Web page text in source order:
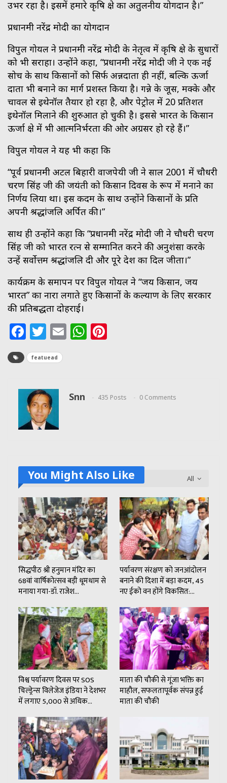
उभर रहा है। इसमें हमारे कृषि क्षेत्र का अतुलनीय योगदान है।”
प्रधानमंत्री नरेंद्र मोदी का योगदान
विपुल गोयल ने प्रधानमंत्री नरेंद्र मोदी के नेतृत्व में कृषि क्षेत्र के सुधारों
को भी सराहा। उन्होंने कहा, “प्रधानमंत्री नरेंद्र मोदी जी ने एक नई
सोच के साथ किसानों को सिर्फ अन्नदाता ही नहीं, बल्कि ऊर्जा
दाता भी बनाने का मार्ग प्रशस्त किया है। गन्ने के जूस, मक्के और
चावल से इथेनॉल तैयार हो रहा है, और पेट्रोल में 20 प्रतिशत
इथेनॉल मिलाने की शुरुआत हो चुकी है। इससे भारत के किसान
ऊर्जा क्षेत्र में भी आत्मनिर्भरता की ओर अग्रसर हो रहे हैं।”
विपुल गोयल ने यह भी कहा कि
“पूर्व प्रधानमंत्री अटल बिहारी वाजपेयी जी ने साल 2001 में चौधरी
चरण सिंह जी की जयंती को किसान दिवस के रूप में मनाने का
निर्णय लिया था। इस कदम के साथ उन्होंने किसानों के प्रति
अपनी श्रद्धांजलि अर्पित की।”
साथ ही उन्होंने कहा कि “प्रधानमंत्री नरेंद्र मोदी जी ने चौधरी चरण
सिंह जी को भारत रत्न से सम्मानित करने की अनुशंसा करके
उन्हें सर्वोत्तम श्रद्धांजलि दी और पूरे देश का दिल जीता।”
कार्यक्रम के समापन पर विपुल गोयल ने “जय किसान, जय
भारत” का नारा लगाते हुए किसानों के कल्याण के लिए सरकार
की प्रतिबद्धता दोहराई।
Facebook
Twitter
EmailWhatsApp
featuead
Snn 435 Posts 0 Comments
All
You Might Also Like
सिद्धपीठ श्री हनुमान मंदिर का
68वां वार्षिकोत्सव बड़ी धूमधाम से
मनाया गया-डॉ. राजेश…
पर्यावरण संरक्षण को जनआंदोलन
बनाने की दिशा में बड़ा कदम, 45
नए ईको वन होंगे विकसित:…
विश्व पर्यावरण दिवस पर SOS
चिल्ड्रेन्स विलेजेज इंडिया ने देशभर
में लगाए 5,000 से अधिक…
माता की चौकी से गूंजा भक्ति का
माहौल, सफलतापूर्वक संपन्न हुई
माता की चौकी